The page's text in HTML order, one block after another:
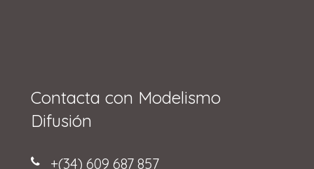
Contacta con Modelismo
Difusión
+(34) 609 687 857